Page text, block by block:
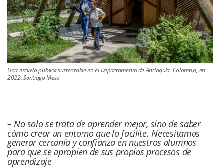
Una escuela pública sustentable en el Departamento de Antioquia, Colombia, en
2022. Santiago Mesa
– No solo se trata de aprender mejor, sino de saber
cómo crear un entorno que lo facilite. Necesitamos
generar cercanía y confianza en nuestros alumnos
para que se apropien de sus propios procesos de
aprendizaje